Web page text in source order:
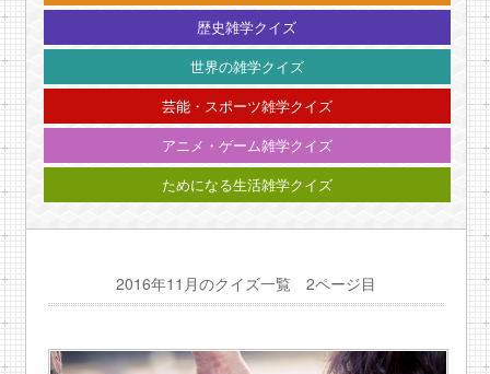
歴史雑学クイズ
世界の雑学クイズ
芸能・スポーツ雑学クイズ
アニメ・ゲーム雑学クイズ
ためになる生活雑学クイズ
2016年11月のクイズ一覧 2ページ目